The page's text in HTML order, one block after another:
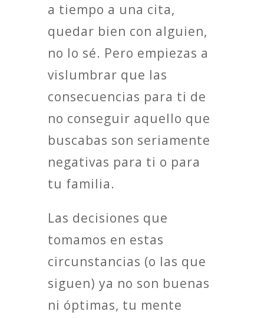
a tiempo a una cita,
quedar bien con alguien,
no lo sé. Pero empiezas a
vislumbrar que las
consecuencias para ti de
no conseguir aquello que
buscabas son seriamente
negativas para ti o para
tu familia.
Las decisiones que
tomamos en estas
circunstancias (o las que
siguen) ya no son buenas
ni óptimas, tu mente